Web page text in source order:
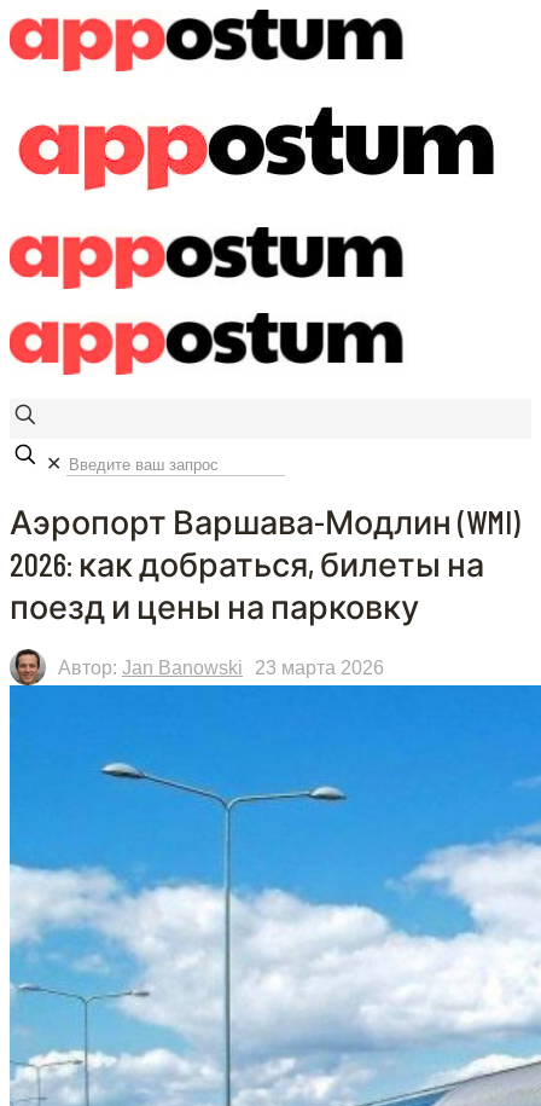
✕
Аэропорт Варшава-Модлин (WMI)
2026: как добраться, билеты на
поезд и цены на парковку
Автор: Jan Banowski 23 марта 2026